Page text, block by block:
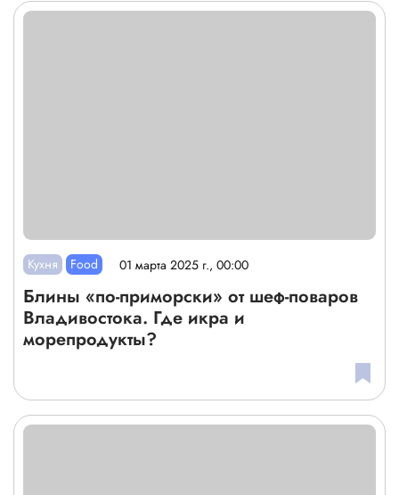
Кухня Food 01 марта 2025 г., 00:00
Блины «по-приморски» от шеф-поваров
Владивостока. Где икра и
морепродукты?